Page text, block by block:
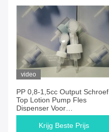
video
PP 0,8-1,5cc Output Schroef
Top Lotion Pump Fles
Dispenser Voor
Toilettenartikelen
Krijg Beste Prijs